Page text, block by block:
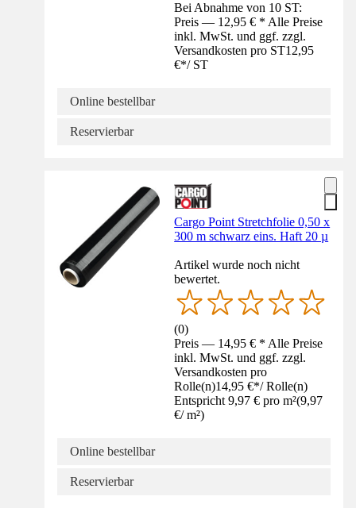
Bei Abnahme von 10 ST:
Preis — 12,95 € * Alle Preise
inkl. MwSt. und ggf. zzgl.
Versandkosten pro ST12,95
€*/ ST
Online bestellbar
Reservierbar
Cargo Point Stretchfolie 0,50 x
300 m schwarz eins. Haft 20 µ
Artikel wurde noch nicht
bewertet.
(0)
Preis — 14,95 € * Alle Preise
inkl. MwSt. und ggf. zzgl.
Versandkosten pro
Rolle(n)14,95 €*/ Rolle(n)
Entspricht 9,97 € pro m²(9,97
€/ m²)
Online bestellbar
Reservierbar